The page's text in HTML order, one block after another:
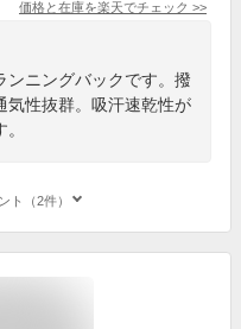
価格と在庫を楽天でチェック >>
ンニングバックです。撥
気性抜群。吸汗速乾性が
ト（2件）